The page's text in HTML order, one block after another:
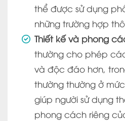
thể được sử dụng
những trường hợp
Thiết kế và phong
thường cho phép
và độc đáo hơn,
thường thường ở
giúp người sử dụng
phong cách riêng